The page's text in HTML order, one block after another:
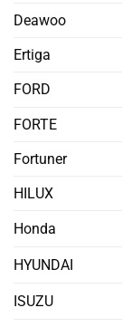
Deawoo
Ertiga
FORD
FORTE
Fortuner
HILUX
Honda
HYUNDAI
ISUZU